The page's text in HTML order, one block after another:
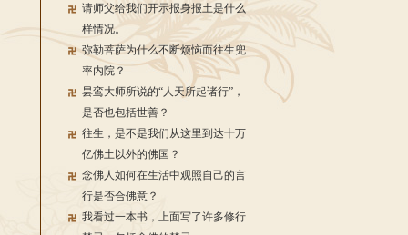
请师父给我们开示报身报土是什么
样情况。
弥勒菩萨为什么不断烦恼而往生兜
率内院？
昙鸾大师所说的“人天所起诸行”，
是否也包括世善？
往生，是不是我们从这里到达十万
亿佛土以外的佛国？
念佛人如何在生活中观照自己的言
行是否合佛意？
我看过一本书，上面写了许多修行